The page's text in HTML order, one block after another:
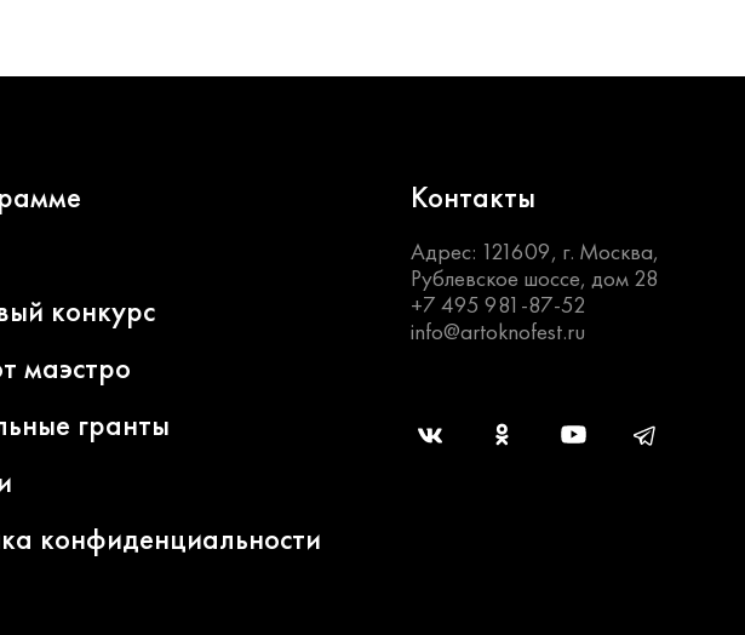
конкурс
маэстро
гранты
конфиденциальности
Контакты
Адрес: 121609, г. Москва,
Рублевское шоссе, дом 28
+7 495 981-87-52
info@artoknofest.ru